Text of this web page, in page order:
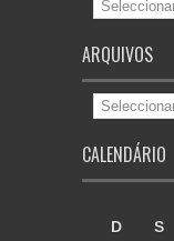
ARQUIVOS
Arquivos
CALENDÁRIO
D
S